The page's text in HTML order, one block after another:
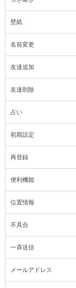
壁紙
名前変更
友達追加
友達削除
占い
初期設定
再登録
便利機能
位置情報
不具合
一斉送信
メールアドレス